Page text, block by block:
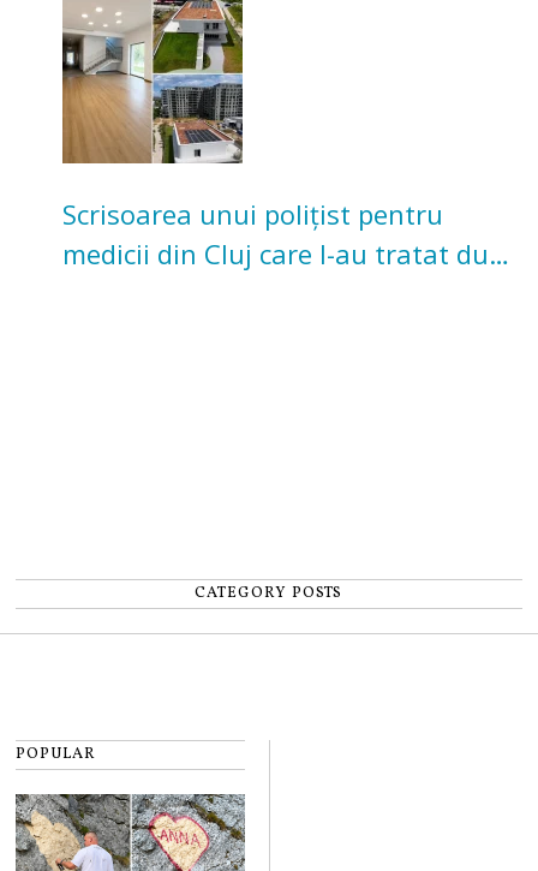
Scrisoarea unui polițist pentru
medicii din Cluj care l-au tratat după
CATEGORY POSTS
POPULAR